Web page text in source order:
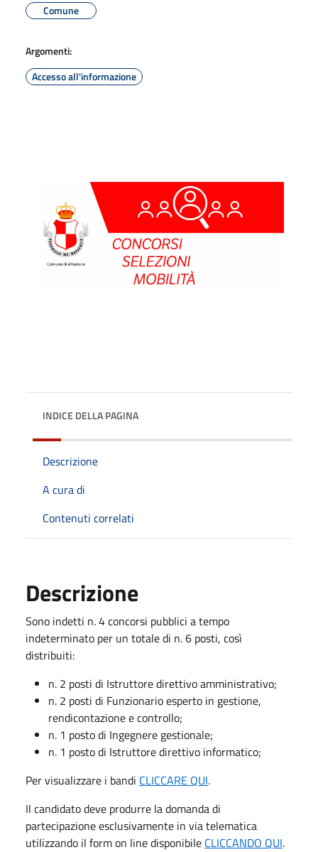
Comune
Argomenti:
Accesso all'informazione
INDICE DELLA PAGINA
Descrizione
A cura di
Contenuti correlati
Descrizione
Sono indetti n. 4 concorsi pubblici a tempo
indeterminato per un totale di n. 6 posti, così
distribuiti:
n. 2 posti di Istruttore direttivo amministrativo;
n. 2 posti di Funzionario esperto in gestione,
rendicontazione e controllo;
n. 1 posto di Ingegnere gestionale;
n. 1 posto di Istruttore direttivo informatico;
Per visualizzare i bandi CLICCARE QUI.
Il candidato deve produrre la domanda di
partecipazione esclusivamente in via telematica
utilizzando il form on line disponibile CLICCANDO QUI.